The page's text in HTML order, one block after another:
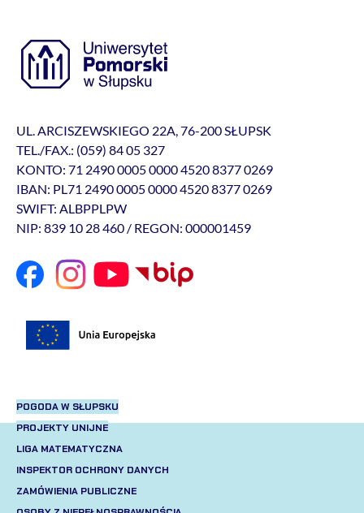
UL. ARCISZEWSKIEGO 22A, 76-200 SŁUPSK
TEL./FAX.: (059) 84 05 327
KONTO: 71 2490 0005 0000 4520 8377 0269
IBAN: PL71 2490 0005 0000 4520 8377 0269
SWIFT: ALBPPLPW
NIP: 839 10 28 460 / REGON: 000001459
POGODA W SŁUPSKU
PROJEKTY UNIJNE
LIGA MATEMATYCZNA
INSPEKTOR OCHRONY DANYCH
ZAMÓWIENIA PUBLICZNE